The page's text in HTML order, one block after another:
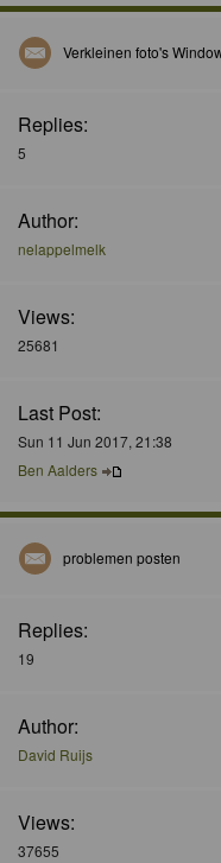
Verkleinen foto's
Replies:
5
Author:
nelappelmelk
Views:
25681
Last Post:
Sun 11 Jun 2017, 21:38
Ben Aalders
problemen posten
Replies:
19
Author:
David Ruijs
Views:
37655